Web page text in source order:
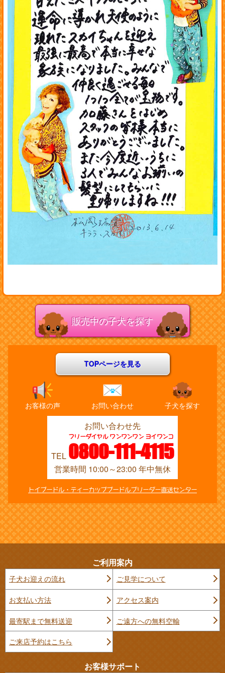
販売中の子犬を探す
TOPページを見る
お客様の声 お問い合わせ 子犬を探す
お問い合わせ先
TEL 0800-111-4115
フリーダイヤル ワンワンワン ヨイワンコ
営業時間 10:00～23:00 年中無休
トイプードル・ティーカッププードルブリーダー直送センター
ご利用案内
子犬お迎えの流れ ご見学について
お支払い方法 アクセス案内
最寄駅まで無料送迎 ご遠方への無料空輸
ご来店予約はこちら
お客様サポート